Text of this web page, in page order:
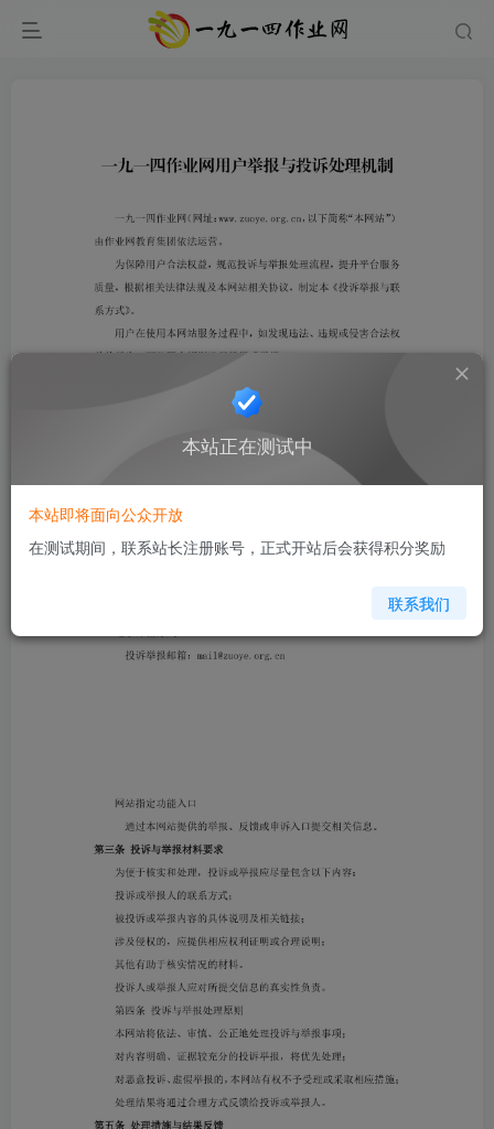
本站正在测试中
本站即将面向公众开放
在测试期间，联系站长注册账号，正式开站后会获得积分奖励
联系我们